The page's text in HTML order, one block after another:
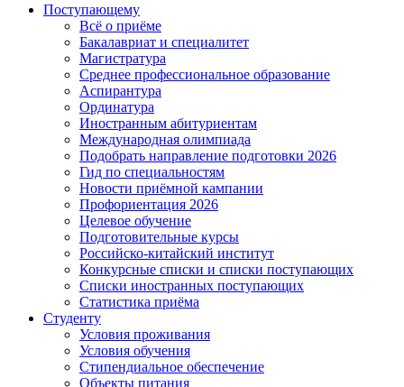
Поступающему
Всё о приёме
Бакалавриат и специалитет
Магистратура
Среднее профессиональное образование
Аспирантура
Ординатура
Иностранным абитуриентам
Международная олимпиада
Подобрать направление подготовки 2026
Гид по специальностям
Новости приёмной кампании
Профориентация 2026
Целевое обучение
Подготовительные курсы
Российско-китайский институт
Конкурсные списки и списки поступающих
Списки иностранных поступающих
Статистика приёма
Студенту
Условия проживания
Условия обучения
Стипендиальное обеспечение
Объекты питания